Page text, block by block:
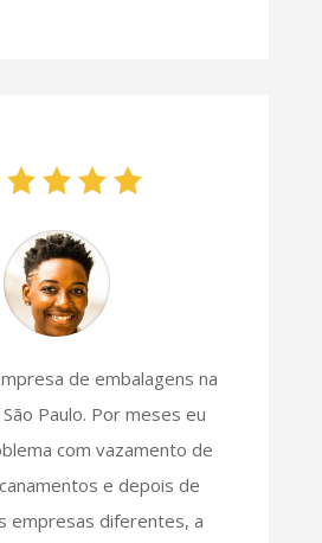
de embalagens na
Paulo. Por meses eu
com vazamento de
e depois de
empresas diferentes, a